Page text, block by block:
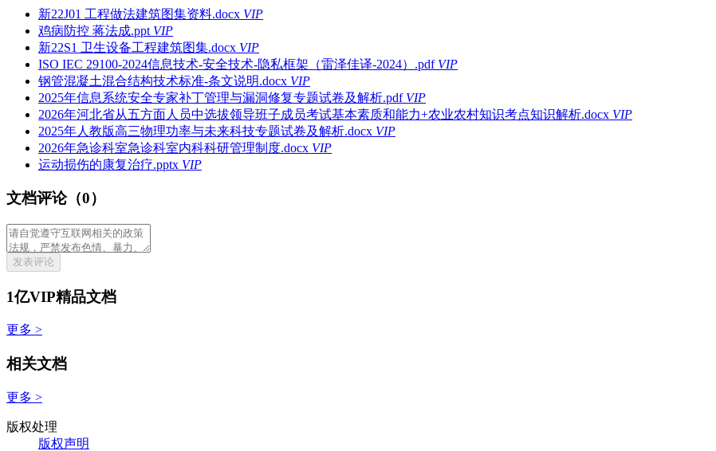
新22J01 工程做法建筑图集资料.docx VIP
鸡病防控 蒋法成.ppt VIP
新22S1 卫生设备工程建筑图集.docx VIP
ISO IEC 29100-2024信息技术-安全技术-隐私框架（雷泽佳译-2024）.pdf VIP
钢管混凝土混合结构技术标准-条文说明.docx VIP
2025年信息系统安全专家补丁管理与漏洞修复专题试卷及解析.pdf VIP
2026年河北省从五方面人员中选拔领导班子成员考试基本素质和能力+农业农村知识考点知识解析.docx VIP
2025年人教版高三物理功率与未来科技专题试卷及解析.docx VIP
2026年急诊科室急诊科室内科科研管理制度.docx VIP
运动损伤的康复治疗.pptx VIP
文档评论（0）
发表评论
1亿VIP精品文档
更多 >
相关文档
更多 >
版权处理
版权声明